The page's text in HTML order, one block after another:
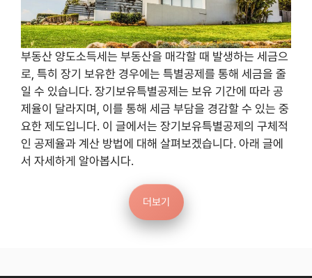
부동산 양도소득세는 부동산을 매각할 때 발생하는 세금으
로, 특히 장기 보유한 경우에는 특별공제를 통해 세금을 줄
일 수 있습니다. 장기보유특별공제는 보유 기간에 따라 공
제율이 달라지며, 이를 통해 세금 부담을 경감할 수 있는 중
요한 제도입니다. 이 글에서는 장기보유특별공제의 구체적
인 공제율과 계산 방법에 대해 살펴보겠습니다. 아래 글에
서 자세하게 알아봅시다.
더보기